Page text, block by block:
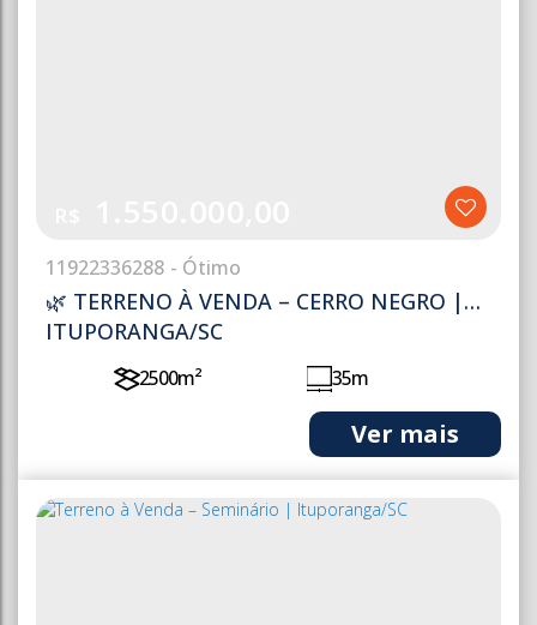
🌿 TERRENO À VENDA – CERRO NEGRO |
ITUPORANGA/SC
11922336288
2500m² 35m